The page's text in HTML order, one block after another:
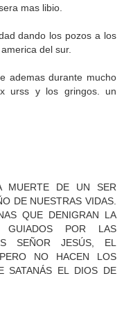
mas libio.
dando los pozos a los
del sur.
ademas durante mucho
urss y los gringos. un
MUERTE DE UN SER
DE NUESTRAS VIDAS.
QUE DENIGRAN LA
GUIADOS POR LAS
SEÑOR JESÚS, EL
NO HACEN LOS
SATANÁS EL DIOS DE